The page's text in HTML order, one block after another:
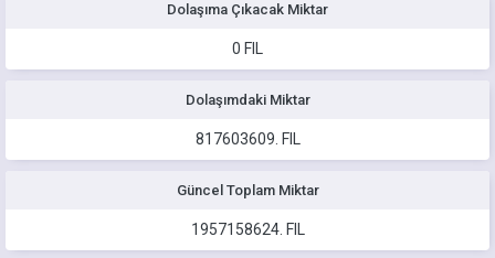
Dolaşıma Çıkacak Miktar
0 FIL
Dolaşımdaki Miktar
817603609. FIL
Güncel Toplam Miktar
1957158624. FIL